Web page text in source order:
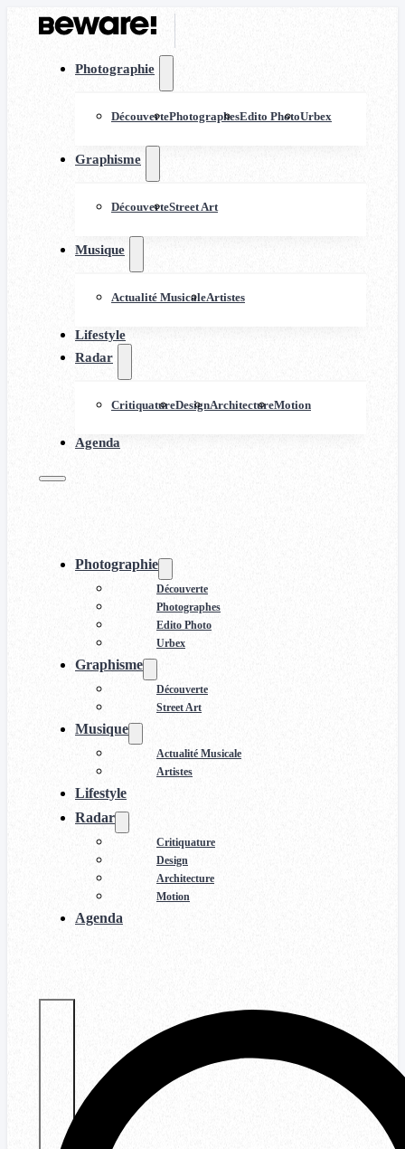
Photographie
DécouvertePhotographesEdito PhotoUrbex
Graphisme
DécouverteStreet Art
Musique
Actualité MusicaleArtistes
Lifestyle
Radar
CritiquatureDesignArchitectureMotion
Agenda
Photographie
Découverte
Photographes
Edito Photo
Urbex
Graphisme
Découverte
Street Art
Musique
Actualité Musicale
Artistes
Lifestyle
Radar
Critiquature
Design
Architecture
Motion
Agenda